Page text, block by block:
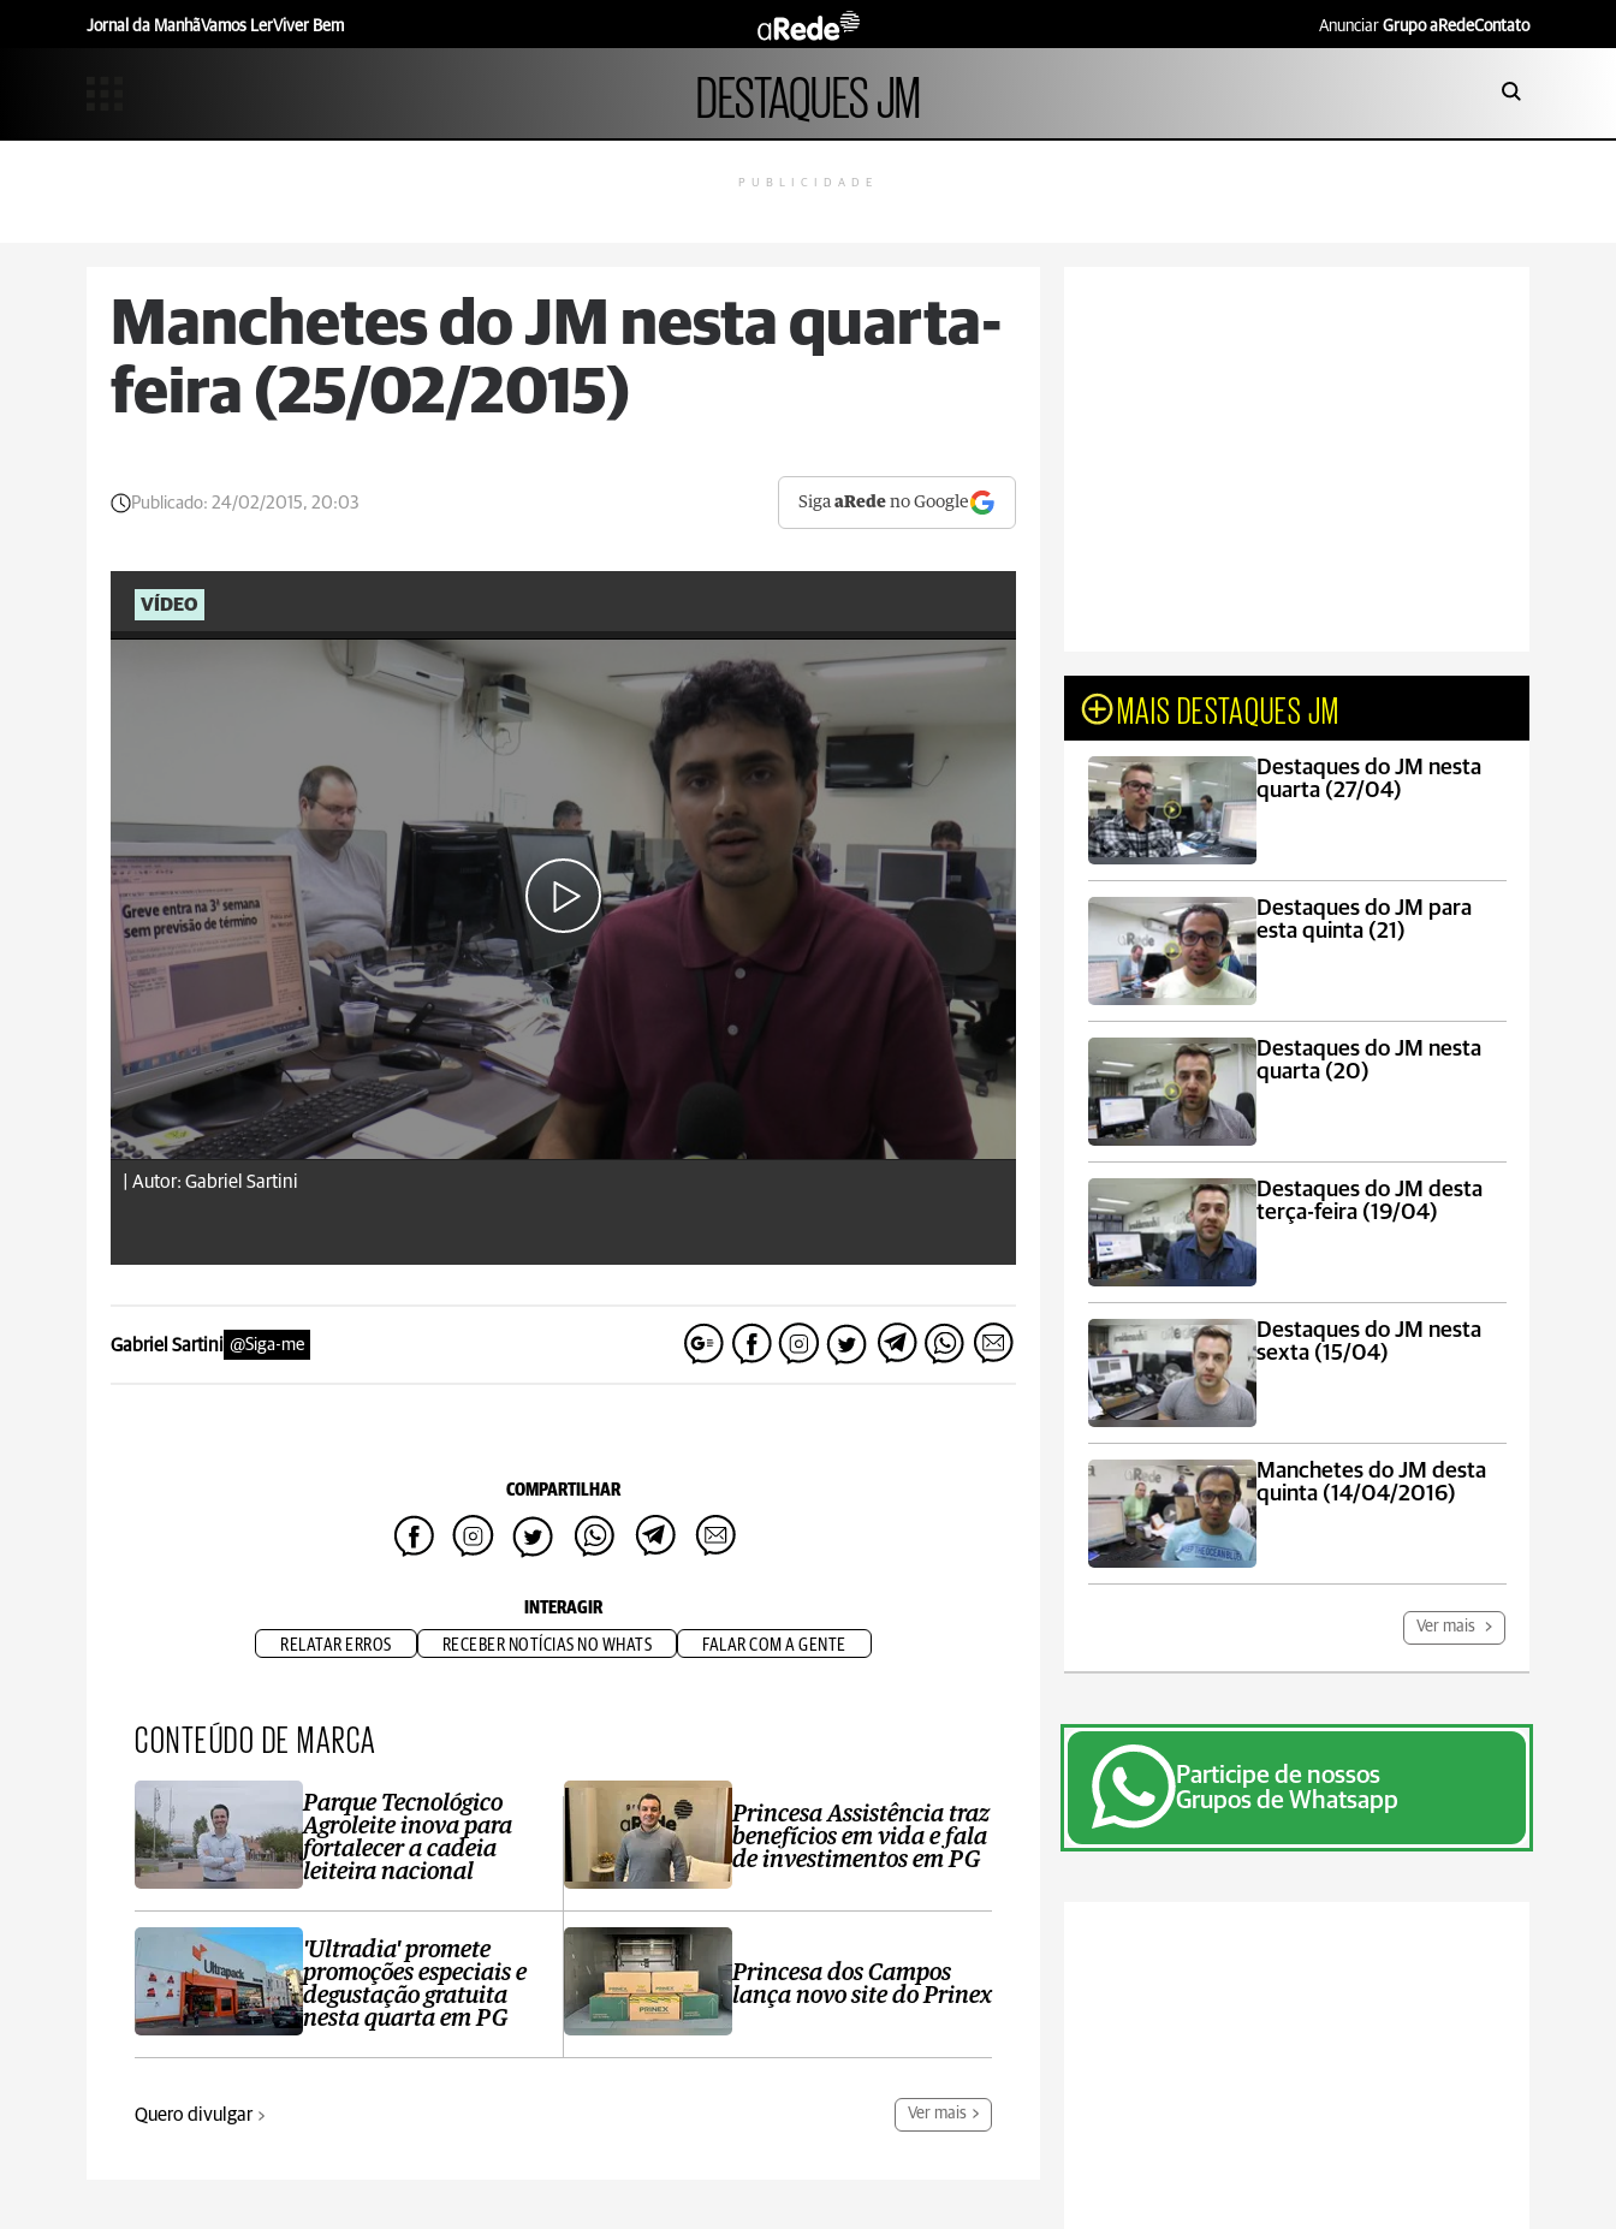
Jornal da ManhãVamos LerViver Bem Anunciar Grupo aRedeContato
DESTAQUES JM
PUBLICIDADE
Manchetes do JM nesta quarta-
feira (25/02/2015)
Publicado: 24/02/2015, 20:03 SigaaRede no Google
VÍDEO
Autor: Gabriel Sartini
Gabriel Sartini @Siga-me
COMPARTILHAR
INTERAGIR
RELATAR ERROS RECEBER NOTÍCIAS NO WHATS FALAR COM A GENTE
CONTEÚDO DE MARCA
Parque Tecnológico
Agroleite inova para
fortalecer a cadeia
leiteira nacional
'Ultradia' promete
promoções especiais e
degustação gratuita
nesta quarta em PG
Princesa Assistência traz
benefícios em vida e fala
de investimentos em PG
Princesa dos Campos
lança novo site do Prinex
Quero divulgar Ver mais
MAIS DESTAQUES JM
Destaques do JM nesta
quarta (27/04)
Destaques do JM para
esta quinta (21)
Destaques do JM nesta
quarta (20)
Destaques do JM desta
terça-feira (19/04)
Destaques do JM nesta
sexta (15/04)
Manchetes do JM desta
quinta (14/04/2016)
Ver mais
Participe de nossos
Grupos de Whatsapp